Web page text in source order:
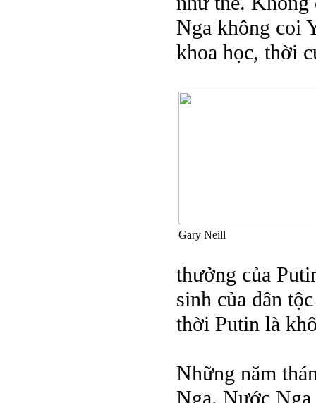
Nga không coi
khoa học, thời
Gary Neill
thưởng của
sinh của dân
thời Putin là
Những năm
Nga. Nước